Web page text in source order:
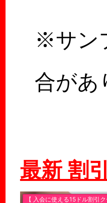
※サン
合があ
最新 割